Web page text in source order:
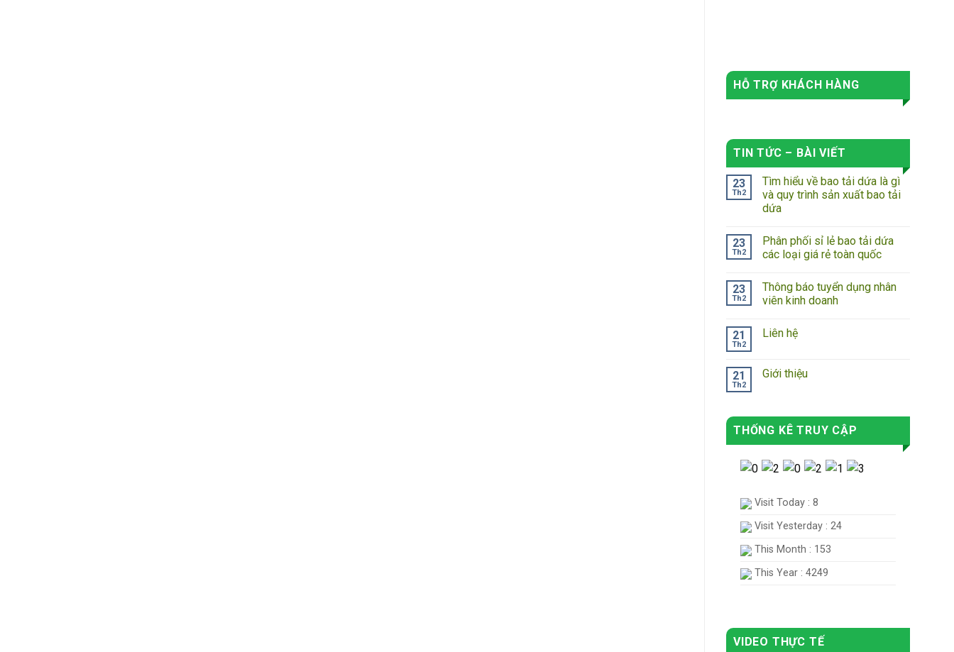
HỖ TRỢ KHÁCH HÀNG
TIN TỨC – BÀI VIẾT
23
Th2
Tìm hiểu về bao tải dứa là gì
và quy trình sản xuất bao tải
dứa
23
Th2
Phân phối sỉ lẻ bao tải dứa
các loại giá rẻ toàn quốc
23
Th2
Thông báo tuyển dụng nhân
viên kinh doanh
21
Th2
Liên hệ
21
Th2
Giới thiệu
THỐNG KÊ TRUY CẬP
Visit Today : 8
Visit Yesterday : 24
This Month : 153
This Year : 4249
VIDEO THỰC TẾ